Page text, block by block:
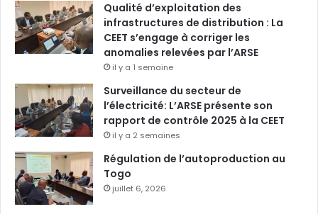
Qualité d’exploitation des
infrastructures de distribution : La
CEET s’engage à corriger les
anomalies relevées par l’ARSE
il y a 1 semaine
Surveillance du secteur de
l’électricité: L’ARSE présente son
rapport de contrôle 2025 à la CEET
il y a 2 semaines
Régulation de l’autoproduction au
Togo
juillet 6, 2026